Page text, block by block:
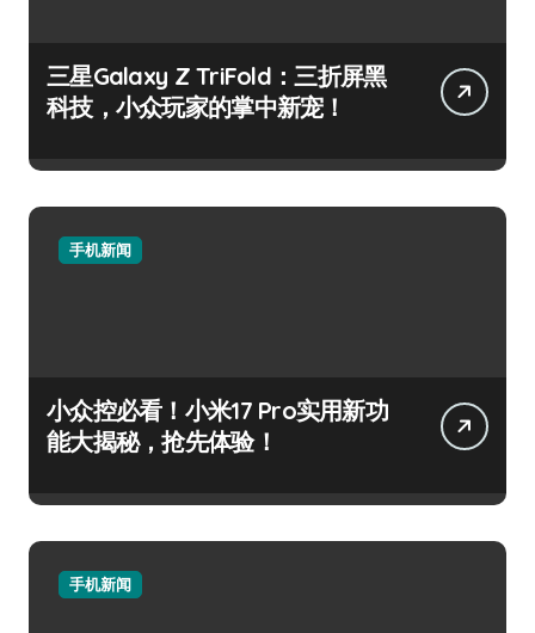
三星Galaxy Z TriFold：三折屏黑
科技，小众玩家的掌中新宠！
手机新闻
小众控必看！小米17 Pro实用新功
能大揭秘，抢先体验！
手机新闻